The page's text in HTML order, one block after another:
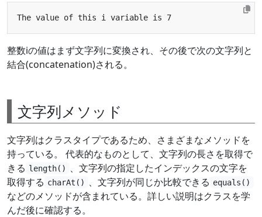
整数iの値はまず文字列に変換され、その後で次の文字列と
結合(concatenation)される。
文字列メソッド
文字列はクラスタイプであるため、さまざまなメソッドを
持っている。 代表的なものとして、文字列の長さを取得で
きる length()
、文字列の指定したインデックスの文字を
取得する charAt() 、文字列が同じか比較できる equals()
などのメソッドが含まれている。詳しい説明はクラスを学
んだ後に確認する。